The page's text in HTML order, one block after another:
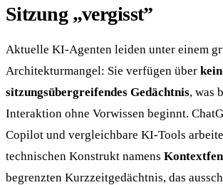
Sitzung „vergisst”
Aktuelle KI-Agenten leiden unter einem
Architekturmangel: Sie verfügen über kein
sitzungsübergreifendes Gedächtnis, was
Interaktion ohne Vorwissen beginnt.
Copilot und vergleichbare KI-Tools
technischen Konstrukt namens
begrenzten Kurzzeitgedächtnis, das